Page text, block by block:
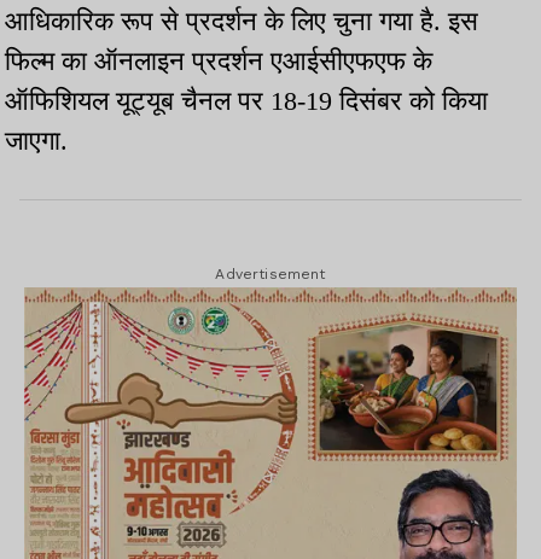
आधिकारिक रूप से प्रदर्शन के लिए चुना गया है. इस
फिल्म का ऑनलाइन प्रदर्शन एआईसीएफएफ के
ऑफिशियल यूट्यूब चैनल पर 18-19 दिसंबर को किया
जाएगा.
Advertisement